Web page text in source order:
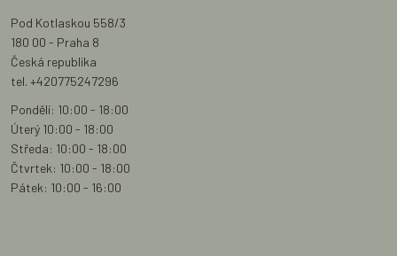
Pod Kotlaskou 558/3
180 00 - Praha 8
Česká republika
tel. +420775247296
Pondělí: 10:00 - 18:00
Úterý 10:00 - 18:00
Středa: 10:00 - 18:00
Čtvrtek: 10:00 - 18:00
Pátek: 10:00 - 16:00